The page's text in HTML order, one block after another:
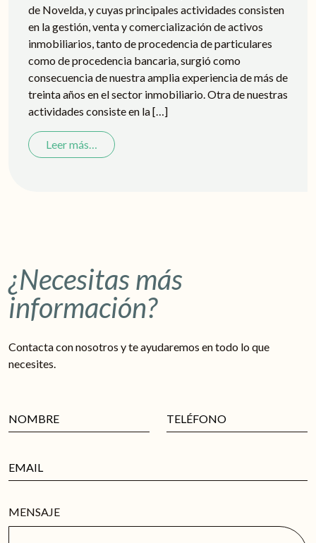
de Novelda, y cuyas principales actividades consisten
en la gestión, venta y comercialización de activos
inmobiliarios, tanto de procedencia de particulares
como de procedencia bancaria, surgió como
consecuencia de nuestra amplia experiencia de más de
treinta años en el sector inmobiliario. Otra de nuestras
actividades consiste en la […]
Leer más… from ¿Aún no conoces al equipo de SGV
¿Necesitas más
información?
Contacta con nosotros y te ayudaremos en todo lo que
necesites.
MENSAJE